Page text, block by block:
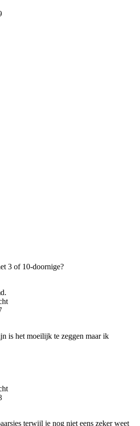
3 of 10-doornige?
is het moeilijk te zeggen maar ik
terwijl je nog niet eens zeker weet